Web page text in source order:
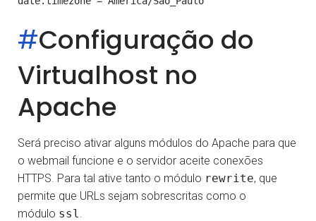
#Configuração do
Virtualhost no
Apache
Será preciso ativar alguns módulos do Apache para que
o webmail funcione e o servidor aceite conexões
HTTPS. Para tal ative tanto o módulo rewrite, que
permite que URLs sejam sobrescritas como o
módulo ssl.